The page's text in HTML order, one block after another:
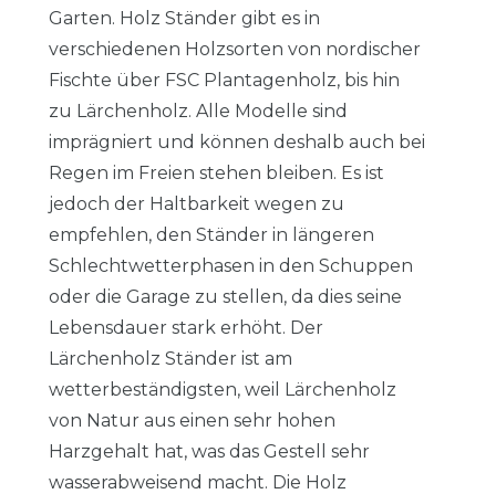
Garten. Holz Ständer gibt es in
verschiedenen Holzsorten von nordischer
Fischte über FSC Plantagenholz, bis hin
zu Lärchenholz. Alle Modelle sind
imprägniert und können deshalb auch bei
Regen im Freien stehen bleiben. Es ist
jedoch der Haltbarkeit wegen zu
empfehlen, den Ständer in längeren
Schlechtwetterphasen in den Schuppen
oder die Garage zu stellen, da dies seine
Lebensdauer stark erhöht. Der
Lärchenholz Ständer ist am
wetterbeständigsten, weil Lärchenholz
von Natur aus einen sehr hohen
Harzgehalt hat, was das Gestell sehr
wasserabweisend macht. Die Holz